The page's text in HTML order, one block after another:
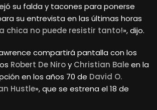
su falda y tacones para ponerse
su entrevista en las últimas horas
chica no puede resistir tanto!», dijo.
compartirá pantalla con los
Robert De Niroy Christian Baleen la
en los años 70 de David O.
Hustle», que se estrena el 18 de